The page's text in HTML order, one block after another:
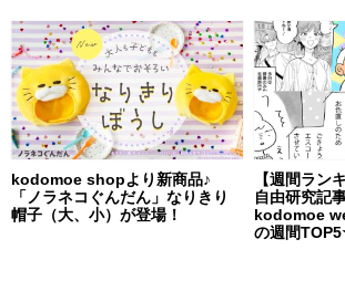
kodomoe shopより新商品♪
「ノラネコぐんだん」なりきり
帽子（大、小）が登場！
【週間ラン
自由研究記
kodomoe
の週間